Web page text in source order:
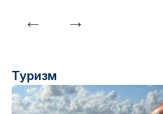
Туризм